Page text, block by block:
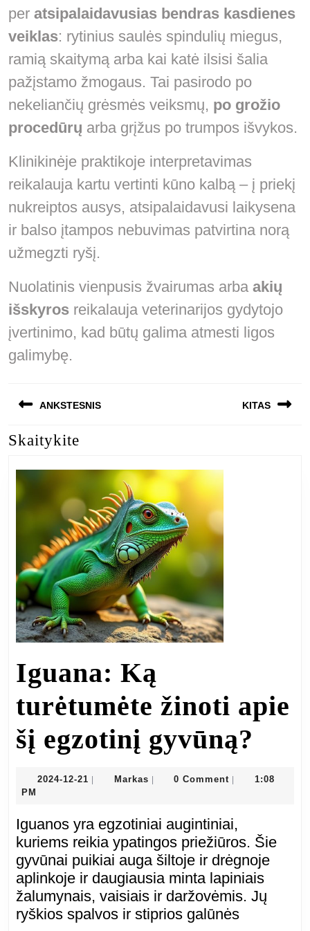
per atsipalaidavusias bendras kasdienes
veiklas: rytinius saulės spindulių miegus,
ramią skaitymą arba kai katė ilsisi šalia
pažįstamo žmogaus. Tai pasirodo po
nekeliančių grėsmės veiksmų, po grožio
procedūrų arba grįžus po trumpos išvykos.
Klinikinėje praktikoje interpretavimas
reikalauja kartu vertinti kūno kalbą – į priekį
nukreiptos ausys, atsipalaidavusi laikysena
ir balso įtampos nebuvimas patvirtina norą
užmegzti ryšį.
Nuolatinis vienpusis žvairumas arba akių
išskyros reikalauja veterinarijos gydytojo
įvertinimo, kad būtų galima atmesti ligos
galimybę.
Navigacija
tarp
įrašų
ANKSTESNIS
Previous
KITAS
Skaitykite
Iguana: Ką
turėtumėte žinoti apie
šį egzotinį gyvūną?
Ką
apie
šį
2024-12-21 2024-
MarkasMarkas0 Comment
1:08
PM
Iguanos yra egzotiniai augintiniai,
kuriems reikia ypatingos priežiūros. Šie
gyvūnai puikiai auga šiltoje ir drėgnoje
aplinkoje ir daugiausia minta lapiniais
žalumynais, vaisiais ir daržovėmis. Jų
ryškios spalvos ir stiprios galūnės